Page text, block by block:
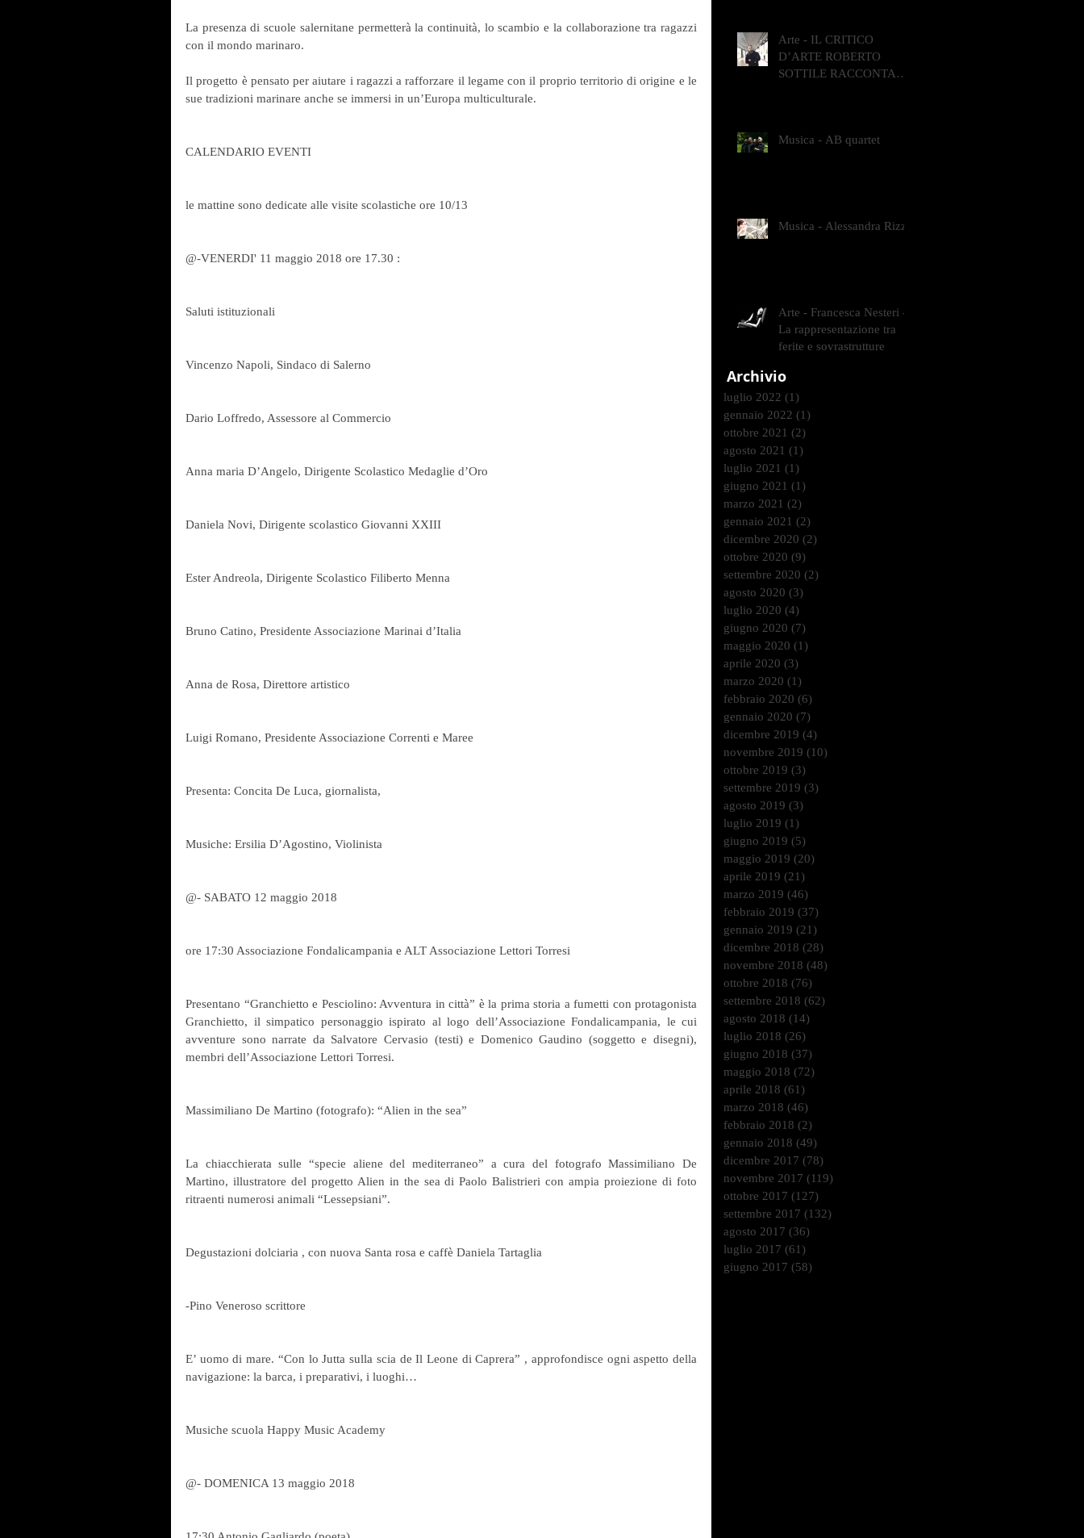
La presenza di scuole salernitane permetterà la continuità, lo scambio e la collaborazione tra ragazzi
con il mondo marinaro.
Il progetto è pensato per aiutare i ragazzi a rafforzare il legame con il proprio territorio di origine e le
sue tradizioni marinare anche se immersi in un’Europa multiculturale.
CALENDARIO EVENTI
le mattine sono dedicate alle visite scolastiche ore 10/13
@-VENERDI' 11 maggio 2018 ore 17.30 :
Saluti istituzionali
Vincenzo Napoli, Sindaco di Salerno
Dario Loffredo, Assessore al Commercio
Anna maria D’Angelo, Dirigente Scolastico Medaglie d’Oro
Daniela Novi, Dirigente scolastico Giovanni XXIII
Ester Andreola, Dirigente Scolastico Filiberto Menna
Bruno Catino, Presidente Associazione Marinai d’Italia
Anna de Rosa, Direttore artistico
Luigi Romano, Presidente Associazione Correnti e Maree
Presenta: Concita De Luca, giornalista,
Musiche: Ersilia D’Agostino, Violinista
@- SABATO 12 maggio 2018
ore 17:30 Associazione Fondalicampania e ALT Associazione Lettori Torresi
Presentano “Granchietto e Pesciolino: Avventura in città” è la prima storia a fumetti con protagonista
Granchietto, il simpatico personaggio ispirato al logo dell’Associazione Fondalicampania, le cui
avventure sono narrate da Salvatore Cervasio (testi) e Domenico Gaudino (soggetto e disegni),
membri dell’Associazione Lettori Torresi.
Massimiliano De Martino (fotografo): “Alien in the sea”
La chiacchierata sulle “specie aliene del mediterraneo” a cura del fotografo Massimiliano De
Martino, illustratore del progetto Alien in the sea di Paolo Balistrieri con ampia proiezione di foto
ritraenti numerosi animali “Lessepsiani”.
Degustazioni dolciaria , con nuova Santa rosa e caffè Daniela Tartaglia
-Pino Veneroso scrittore
E’ uomo di mare. “Con lo Jutta sulla scia de Il Leone di Caprera” , approfondisce ogni aspetto della
navigazione: la barca, i preparativi, i luoghi…
Musiche scuola Happy Music Academy
@- DOMENICA 13 maggio 2018
Arte - IL CRITICO
D’ARTE ROBERTO
SOTTILE RACCONTA
Musica - AB quartet
Musica - Alessandra Rizzo
Arte - Francesca Nesteri -
La rappresentazione tra
ferite e sovrastrutture
Archivio
luglio 2022 (1)
gennaio 2022 (1)
ottobre 2021 (2)
agosto 2021 (1)
luglio 2021 (1)
giugno 2021 (1)
marzo 2021 (2)
gennaio 2021 (2)
dicembre 2020 (2)
ottobre 2020 (9)
settembre 2020 (2)
agosto 2020 (3)
luglio 2020 (4)
giugno 2020 (7)
maggio 2020 (1)
aprile 2020 (3)
marzo 2020 (1)
febbraio 2020 (6)
gennaio 2020 (7)
dicembre 2019 (4)
novembre 2019 (10)
ottobre 2019 (3)
settembre 2019 (3)
agosto 2019 (3)
luglio 2019 (1)
giugno 2019 (5)
maggio 2019 (20)
aprile 2019 (21)
marzo 2019 (46)
febbraio 2019 (37)
gennaio 2019 (21)
dicembre 2018 (28)
novembre 2018 (48)
ottobre 2018 (76)
settembre 2018 (62)
agosto 2018 (14)
luglio 2018 (26)
giugno 2018 (37)
maggio 2018 (72)
aprile 2018 (61)
marzo 2018 (46)
febbraio 2018 (2)
gennaio 2018 (49)
dicembre 2017 (78)
novembre 2017 (119)
ottobre 2017 (127)
settembre 2017 (132)
agosto 2017 (36)
luglio 2017 (61)
giugno 2017 (58)